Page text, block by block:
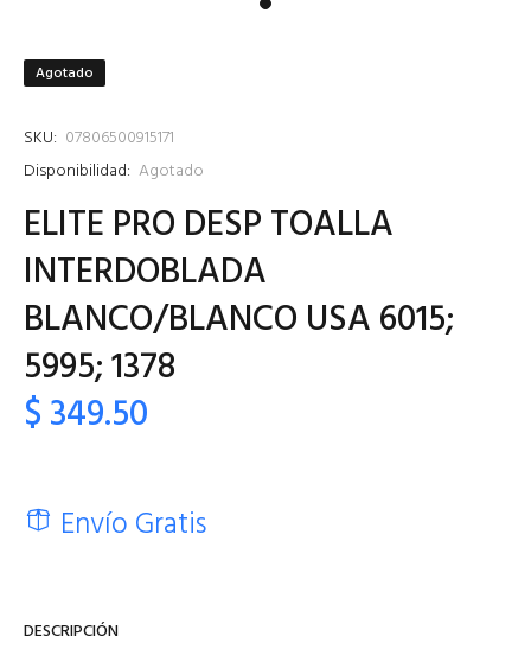
Agotado
SKU: 07806500915171
Disponibilidad: Agotado
ELITE PRO DESP TOALLA
INTERDOBLADA
BLANCO/BLANCO USA 6015;
5995; 1378
$ 349.50
Envío Gratis
DESCRIPCIÓN